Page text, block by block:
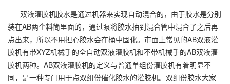
双液灌胶机胶水是通过机器来实现自动混合的，由于胶水是分别
装在AB两个料筒里面的，通过泵将胶水抽到混合管中混合了之后再
点出来，所以不用担心胶水会在桶中固化。市面上常见的AB双液灌
胶机有带XYZ机械手的全自动双液灌胶机和不带机械手的AB双液灌
胶机两种。AB双液灌胶机的定义与普通单组份灌胶机有着明显不
同，是一种专门用于点双组份催化胶水的灌胶机。双组份胶水大家